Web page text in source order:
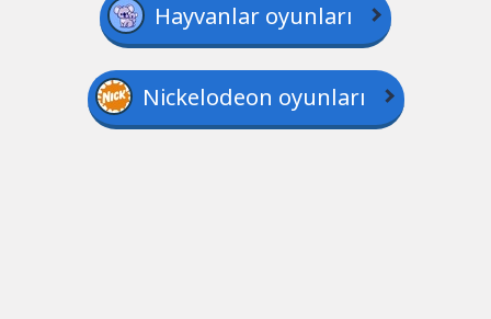
Hayvanlar oyunları
Nickelodeon oyunları